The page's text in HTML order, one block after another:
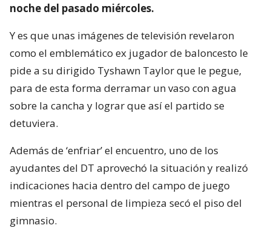
noche del pasado miércoles.
Y es que unas imágenes de televisión revelaron
como el emblemático ex jugador de baloncesto le
pide a su dirigido Tyshawn Taylor que le pegue,
para de esta forma derramar un vaso con agua
sobre la cancha y lograr que así el partido se
detuviera.
Además de ‘enfriar’ el encuentro, uno de los
ayudantes del DT aprovechó la situación y realizó
indicaciones hacia dentro del campo de juego
mientras el personal de limpieza secó el piso del
gimnasio.